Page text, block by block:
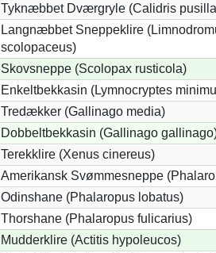
Tyknæbbet Dværgryle (Calidris
Langnæbbet Sneppeklire
scolopaceus)
Skovsneppe (Scolopax rusticola)
Enkeltbekkasin (Lymnocryptes
Tredækker (Gallinago media)
Dobbeltbekkasin (Gallinago
Terekklire (Xenus cinereus)
Amerikansk Svømmesneppe
Odinshane (Phalaropus lobatus)
Thorshane (Phalaropus fulicarius)
Mudderklire (Actitis hypoleucos)